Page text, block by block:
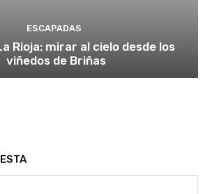
ESCAPADAS
Rioja: mirar al cielo desde los
viñedos de Briñas